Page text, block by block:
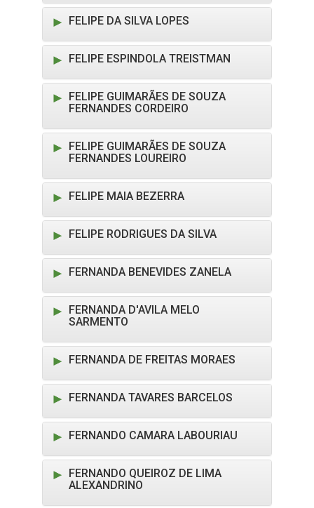
FELIPE DA SILVA LOPES
FELIPE ESPINDOLA TREISTMAN
FELIPE GUIMARÃES DE SOUZA
FERNANDES CORDEIRO
FELIPE GUIMARÃES DE SOUZA
FERNANDES LOUREIRO
FELIPE MAIA BEZERRA
FELIPE RODRIGUES DA SILVA
FERNANDA BENEVIDES ZANELA
FERNANDA D'AVILA MELO
SARMENTO
FERNANDA DE FREITAS MORAES
FERNANDA TAVARES BARCELOS
FERNANDO CAMARA LABOURIAU
FERNANDO QUEIROZ DE LIMA
ALEXANDRINO